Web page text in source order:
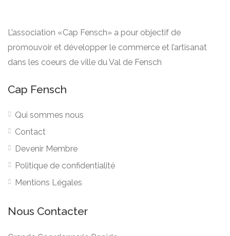
L’association «Cap Fensch» a pour objectif de
promouvoir et développer le commerce et l’artisanat
dans les coeurs de ville du Val de Fensch
Cap Fensch
Qui sommes nous
Contact
Devenir Membre
Politique de confidentialité
Mentions Légales
Nous Contacter